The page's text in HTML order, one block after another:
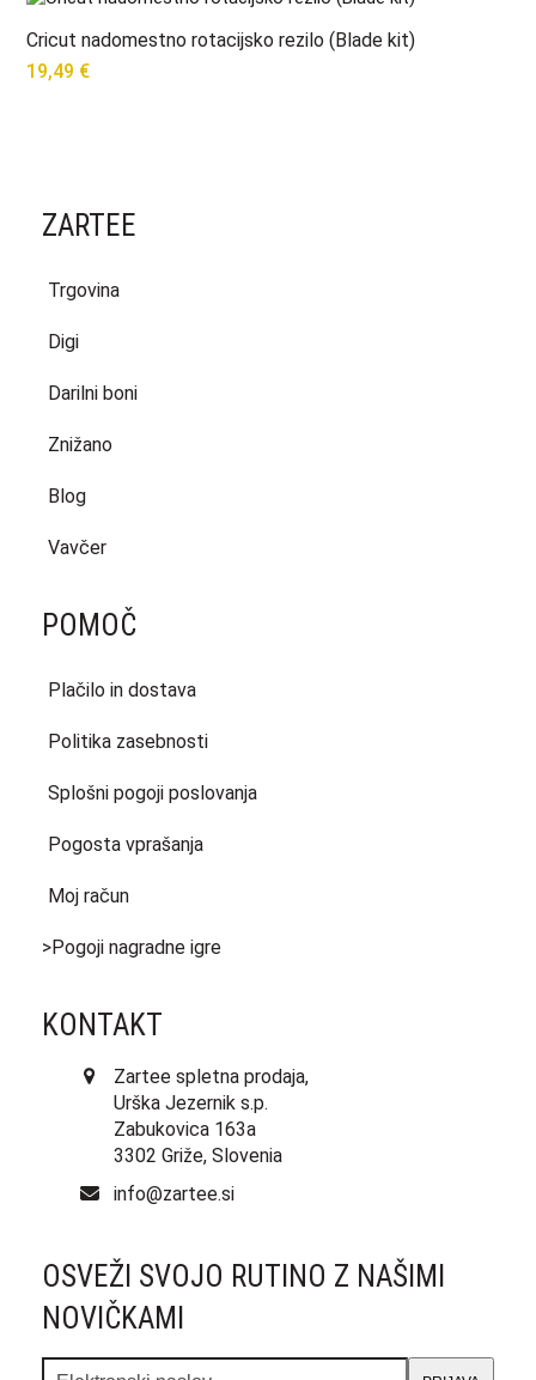
Cricut nadomestno rotacijsko rezilo (Blade kit)
19,49 €
ZARTEE
Trgovina
Digi
Darilni boni
Znižano
Blog
Vavčer
POMOČ
Plačilo in dostava
Politika zasebnosti
Splošni pogoji poslovanja
Pogosta vprašanja
Moj račun
>Pogoji nagradne igre
KONTAKT
Zartee spletna prodaja,
Urška Jezernik s.p.
Zabukovica 163a
3302 Griže, Slovenia
info@zartee.si
OSVEŽI SVOJO RUTINO Z NAŠIMI
NOVIČKAMI
Elektronski